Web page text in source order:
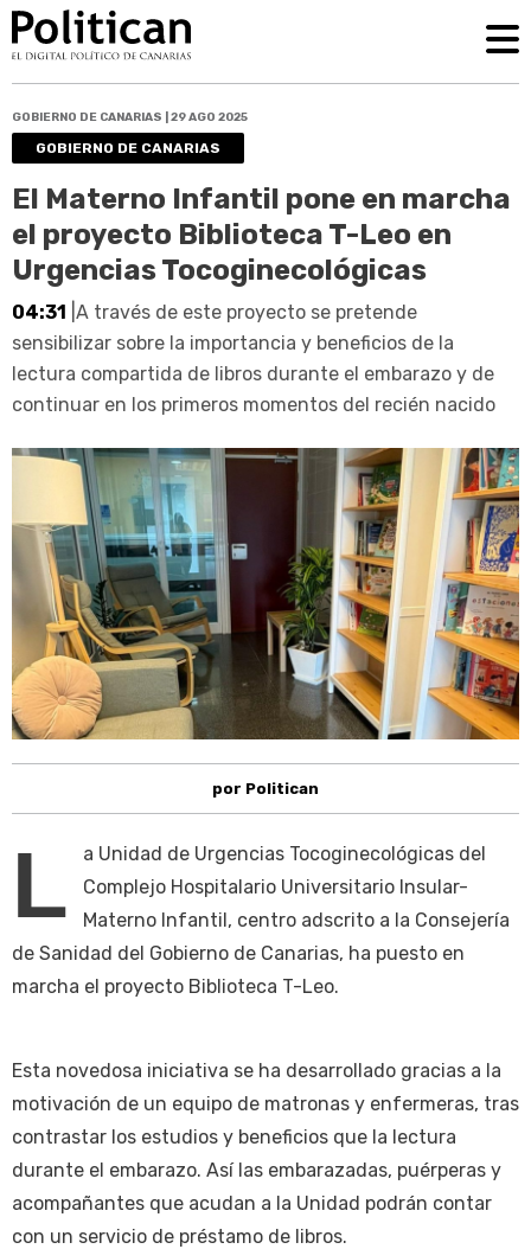
GOBIERNO DE CANARIAS | 29 AGO 2025
GOBIERNO DE CANARIAS
El Materno Infantil pone en marcha
el proyecto Biblioteca T-Leo en
Urgencias Tocoginecológicas
04:31 |A través de este proyecto se pretende
sensibilizar sobre la importancia y beneficios de la
lectura compartida de libros durante el embarazo y de
continuar en los primeros momentos del recién nacido
por Politican
L
a Unidad de Urgencias Tocoginecológicas del
Complejo Hospitalario Universitario Insular-
Materno Infantil, centro adscrito a la Consejería
de Sanidad del Gobierno de Canarias, ha puesto en
marcha el proyecto Biblioteca T-Leo.
Esta novedosa iniciativa se ha desarrollado gracias a la
motivación de un equipo de matronas y enfermeras, tras
contrastar los estudios y beneficios que la lectura
durante el embarazo. Así las embarazadas, puérperas y
acompañantes que acudan a la Unidad podrán contar
con un servicio de préstamo de libros.